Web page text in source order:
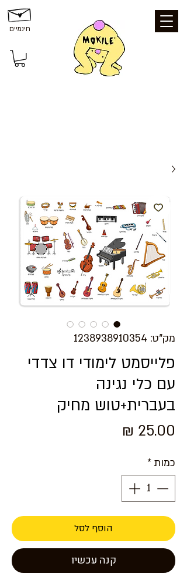
חינמיים
מק"ט: 1238938910354
פלייסמט לימודי דו צדדי
עם כלי נגינה
בעברית+טוש מחיק
כמות*
הוסף לסל
קנה עכשיו